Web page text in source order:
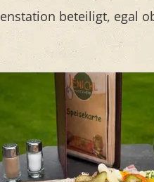
beteiligt, egal